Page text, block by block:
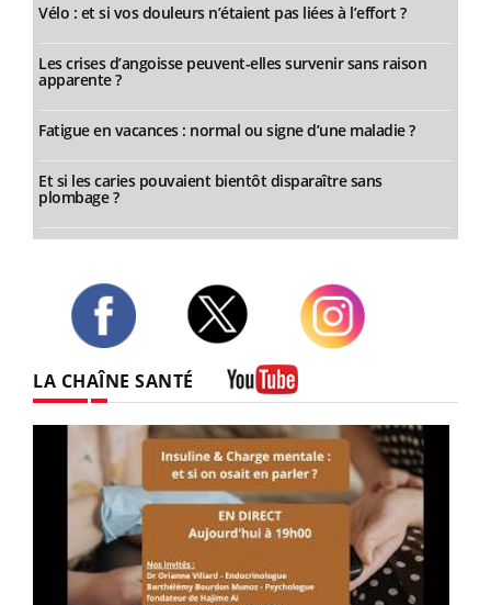
Vélo : et si vos douleurs n’étaient pas liées à l’effort ?
Les crises d’angoisse peuvent-elles survenir sans raison
apparente ?
Fatigue en vacances : normal ou signe d’une maladie ?
Et si les caries pouvaient bientôt disparaître sans
plombage ?
LA CHAÎNE SANTÉ